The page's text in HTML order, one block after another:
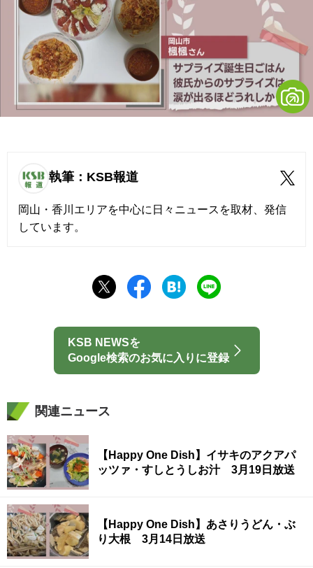
執筆：KSB報道
岡山・香川エリアを中心に日々ニュースを取材、発信
しています。
KSB NEWSを
Google検索のお気に入りに登録
関連ニュース
【Happy One Dish】イサキのアクアパ
ッツァ・すしとうしお汁 3月19日放送
【Happy One Dish】あさりうどん・ぶ
り大根 3月14日放送